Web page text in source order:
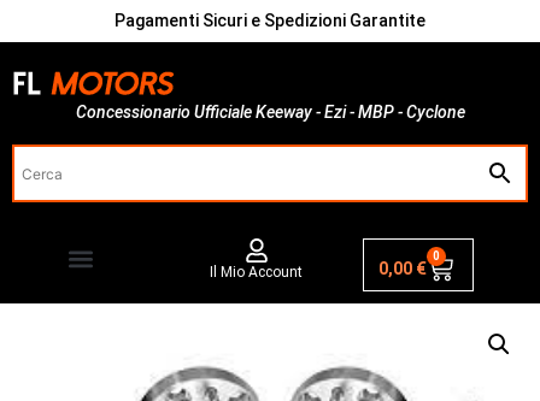
Pagamenti Sicuri e Spedizioni Garantite
Concessionario Ufficiale Keeway - Ezi - MBP - Cyclone
Il Mio Account 0,00 €
0